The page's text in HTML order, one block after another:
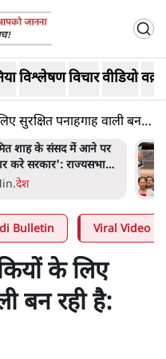
विश्लेषणविचारवीडियो
सुरक्षित पनाहगाह वाली बन
के ख़िलाफ़ संसद में विपक्ष का
'गृह मंत्री मुंह छुपा रहे हैं
वो छात्रों के गुनहगार हैं'
Min.देश
Bulletin Viral Video
के लिए
बन रही है: